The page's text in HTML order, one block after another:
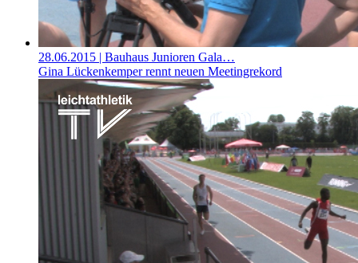
28.06.2015 | Bauhaus Junioren Gala…
Gina Lückenkemper rennt neuen Meetingrekord